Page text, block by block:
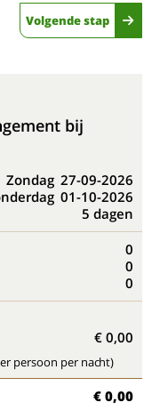
Volgende stap
bij
Zondag 27-09-2026
01-10-2026
5 dagen
0
0
0
€ 0,00
persoon per nacht)
€ 0,00